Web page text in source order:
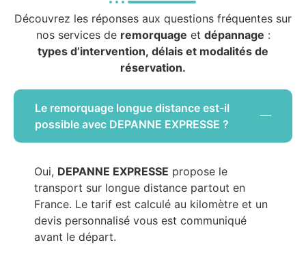
Découvrez les réponses aux questions fréquentes sur
nos services de remorquage et dépannage :
types d’intervention, délais et modalités de
réservation.
Le remorquage longue distance est-il
possible avec DEPANNE EXPRESSE ?
Oui, DEPANNE EXPRESSE propose le
transport sur longue distance partout en
France. Le tarif est calculé au kilomètre et un
devis personnalisé vous est communiqué
avant le départ.